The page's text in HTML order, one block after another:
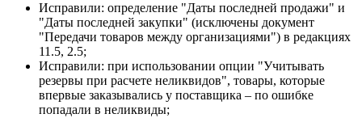
Исправили: определение "Даты последней продажи" и
"Даты последней закупки" (исключены документ
"Передачи товаров между организациями") в редакциях
11.5, 2.5;
Исправили: при использовании опции "Учитывать
резервы при расчете неликвидов", товары, которые
впервые заказывались у поставщика – по ошибке
попадали в неликвиды;